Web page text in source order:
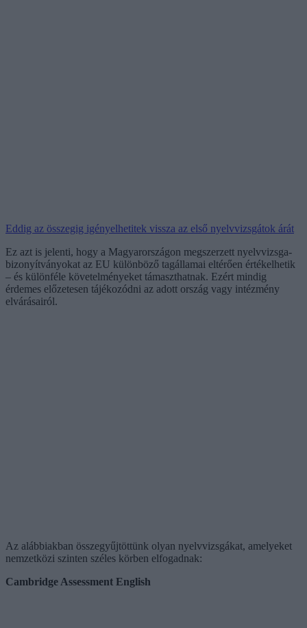
Eddig az összegig igényelhetitek vissza az első nyelvvizsgátok árát
Ez azt is jelenti, hogy a Magyarországon megszerzett nyelvvizsga-
bizonyítványokat az EU különböző tagállamai eltérően értékelhetik
– és különféle követelményeket támaszthatnak. Ezért mindig
érdemes előzetesen tájékozódni az adott ország vagy intézmény
elvárásairól.
Az alábbiakban összegyűjtöttünk olyan nyelvvizsgákat, amelyeket
nemzetközi szinten széles körben elfogadnak:
Cambridge Assessment English